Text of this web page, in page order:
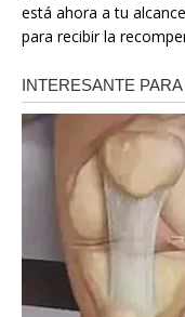
está ahora a tu
para recibir la